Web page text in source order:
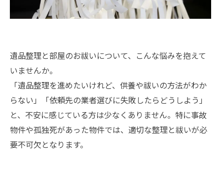
遺品整理と部屋のお祓いについて、こんな悩みを抱えて
いませんか。
「遺品整理を進めたいけれど、供養や祓いの方法がわか
らない」「依頼先の業者選びに失敗したらどうしよう」
と、不安に感じている方は少なくありません。特に事故
物件や孤独死があった物件では、適切な整理と祓いが必
要不可欠となります。